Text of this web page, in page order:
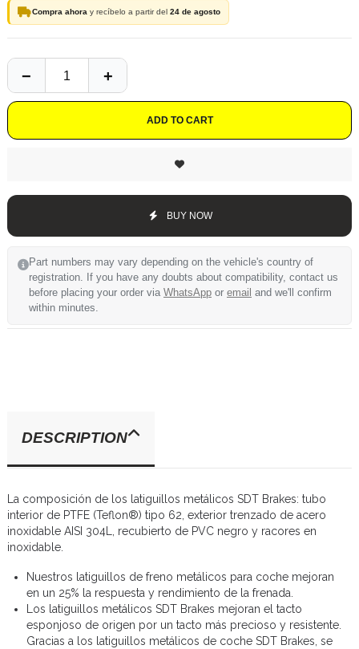
Compra ahora y recíbelo a partir del 24 de agosto
ADD TO CART
BUY NOW
Part numbers may vary depending on the vehicle's country of
registration. If you have any doubts about compatibility, contact us
before placing your order via WhatsApp or email and we'll confirm
within minutes.
DESCRIPTION
La composición de los latiguillos metálicos SDT Brakes: tubo
interior de PTFE (Teflon®) tipo 62, exterior trenzado de acero
inoxidable AISI 304L, recubierto de PVC negro y racores en
inoxidable.
Nuestros latiguillos de freno metálicos para coche mejoran
en un 25% la respuesta y rendimiento de la frenada.
Los latiguillos metálicos SDT Brakes mejoran el tacto
esponjoso de origen por un tacto más precioso y resistente.
Gracias a los latiguillos metálicos de coche SDT Brakes, se